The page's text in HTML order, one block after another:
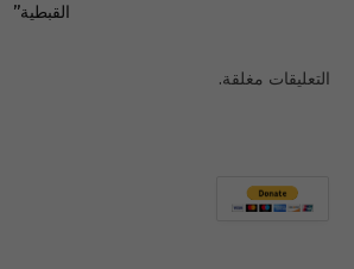
القبطية”
التعليقات مغلقة.